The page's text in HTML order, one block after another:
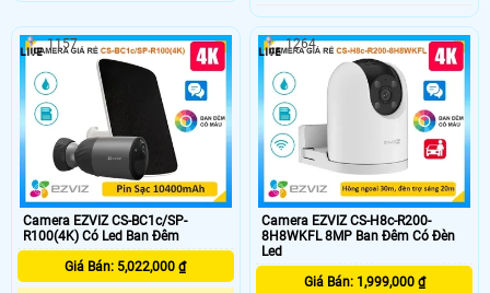
Camera EZVIZ CS-BC1c/SP-
R100(4K) Có Led Ban Đêm
Giá Bán: 5,022,000 ₫
1157
Camera EZVIZ CS-H8c-R200-
8H8WKFL 8MP Ban Đêm Có Đèn
Led
Giá Bán: 1,999,000 ₫
1264